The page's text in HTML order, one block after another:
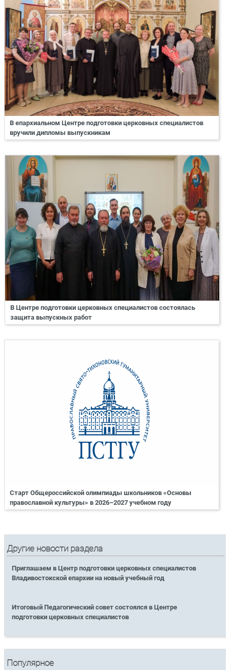
В епархиальном Центре подготовки церковных специалистов
вручили дипломы выпускникам
В Центре подготовки церковных специалистов состоялась
защита выпускных работ
Старт Общероссийской олимпиады школьников «Основы
православной культуры» в 2026–2027 учебном году
Другие новости раздела
Приглашаем в Центр подготовки церковных специалистов
Владивостокской епархии на новый учебный год
Итоговый Педагогический совет состоялся в Центре
подготовки церковных специалистов
Популярное